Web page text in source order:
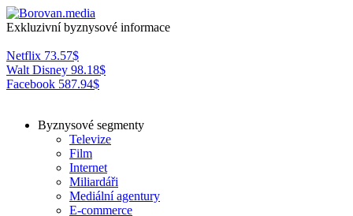
Exkluzivní byznysové informace
Netflix 73.57$
Walt Disney 98.18$
Facebook 587.94$
Byznysové segmenty
Televize
Film
Internet
Miliardáři
Mediální agentury
E-commerce